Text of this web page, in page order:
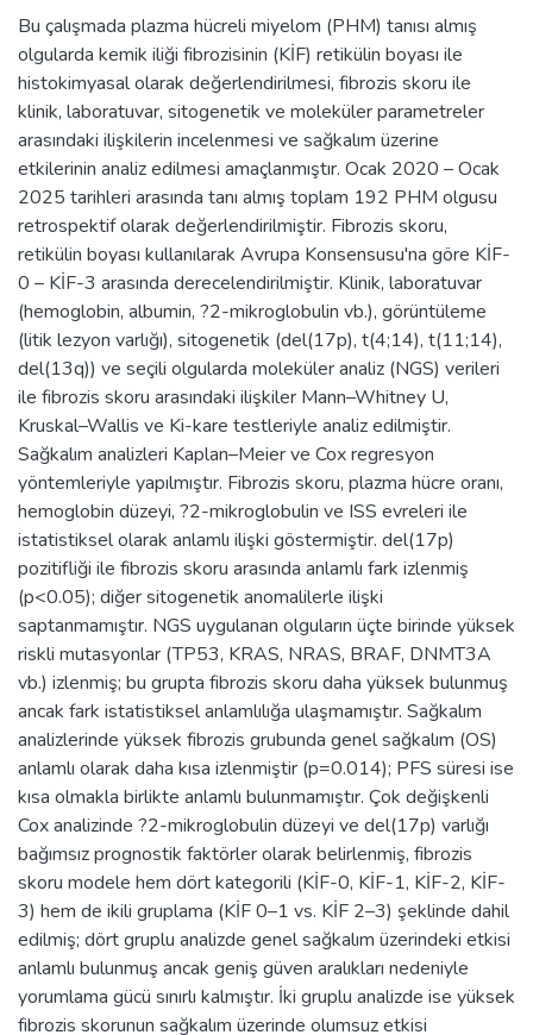
Bu çalışmada plazma hücreli miyelom (PHM) tanısı almış
olgularda kemik iliği fibrozisinin (KİF) retikülin boyası ile
histokimyasal olarak değerlendirilmesi, fibrozis skoru ile
klinik, laboratuvar, sitogenetik ve moleküler parametreler
arasındaki ilişkilerin incelenmesi ve sağkalım üzerine
etkilerinin analiz edilmesi amaçlanmıştır. Ocak 2020 – Ocak
2025 tarihleri arasında tanı almış toplam 192 PHM olgusu
retrospektif olarak değerlendirilmiştir. Fibrozis skoru,
retikülin boyası kullanılarak Avrupa Konsensusu'na göre KİF-
0 – KİF-3 arasında derecelendirilmiştir. Klinik, laboratuvar
(hemoglobin, albumin, ?2-mikroglobulin vb.), görüntüleme
(litik lezyon varlığı), sitogenetik (del(17p), t(4;14), t(11;14),
del(13q)) ve seçili olgularda moleküler analiz (NGS) verileri
ile fibrozis skoru arasındaki ilişkiler Mann–Whitney U,
Kruskal–Wallis ve Ki-kare testleriyle analiz edilmiştir.
Sağkalım analizleri Kaplan–Meier ve Cox regresyon
yöntemleriyle yapılmıştır. Fibrozis skoru, plazma hücre oranı,
hemoglobin düzeyi, ?2-mikroglobulin ve ISS evreleri ile
istatistiksel olarak anlamlı ilişki göstermiştir. del(17p)
pozitifliği ile fibrozis skoru arasında anlamlı fark izlenmiş
(p<0.05); diğer sitogenetik anomalilerle ilişki
saptanmamıştır. NGS uygulanan olguların üçte birinde yüksek
riskli mutasyonlar (TP53, KRAS, NRAS, BRAF, DNMT3A
vb.) izlenmiş; bu grupta fibrozis skoru daha yüksek bulunmuş
ancak fark istatistiksel anlamlılığa ulaşmamıştır. Sağkalım
analizlerinde yüksek fibrozis grubunda genel sağkalım (OS)
anlamlı olarak daha kısa izlenmiştir (p=0.014); PFS süresi ise
kısa olmakla birlikte anlamlı bulunmamıştır. Çok değişkenli
Cox analizinde ?2-mikroglobulin düzeyi ve del(17p) varlığı
bağımsız prognostik faktörler olarak belirlenmiş, fibrozis
skoru modele hem dört kategorili (KİF-0, KİF-1, KİF-2, KİF-
3) hem de ikili gruplama (KİF 0–1 vs. KİF 2–3) şeklinde dahil
edilmiş; dört gruplu analizde genel sağkalım üzerindeki etkisi
anlamlı bulunmuş ancak geniş güven aralıkları nedeniyle
yorumlama gücü sınırlı kalmıştır. İki gruplu analizde ise yüksek
fibrozis skorunun sağkalım üzerinde olumsuz etkisi